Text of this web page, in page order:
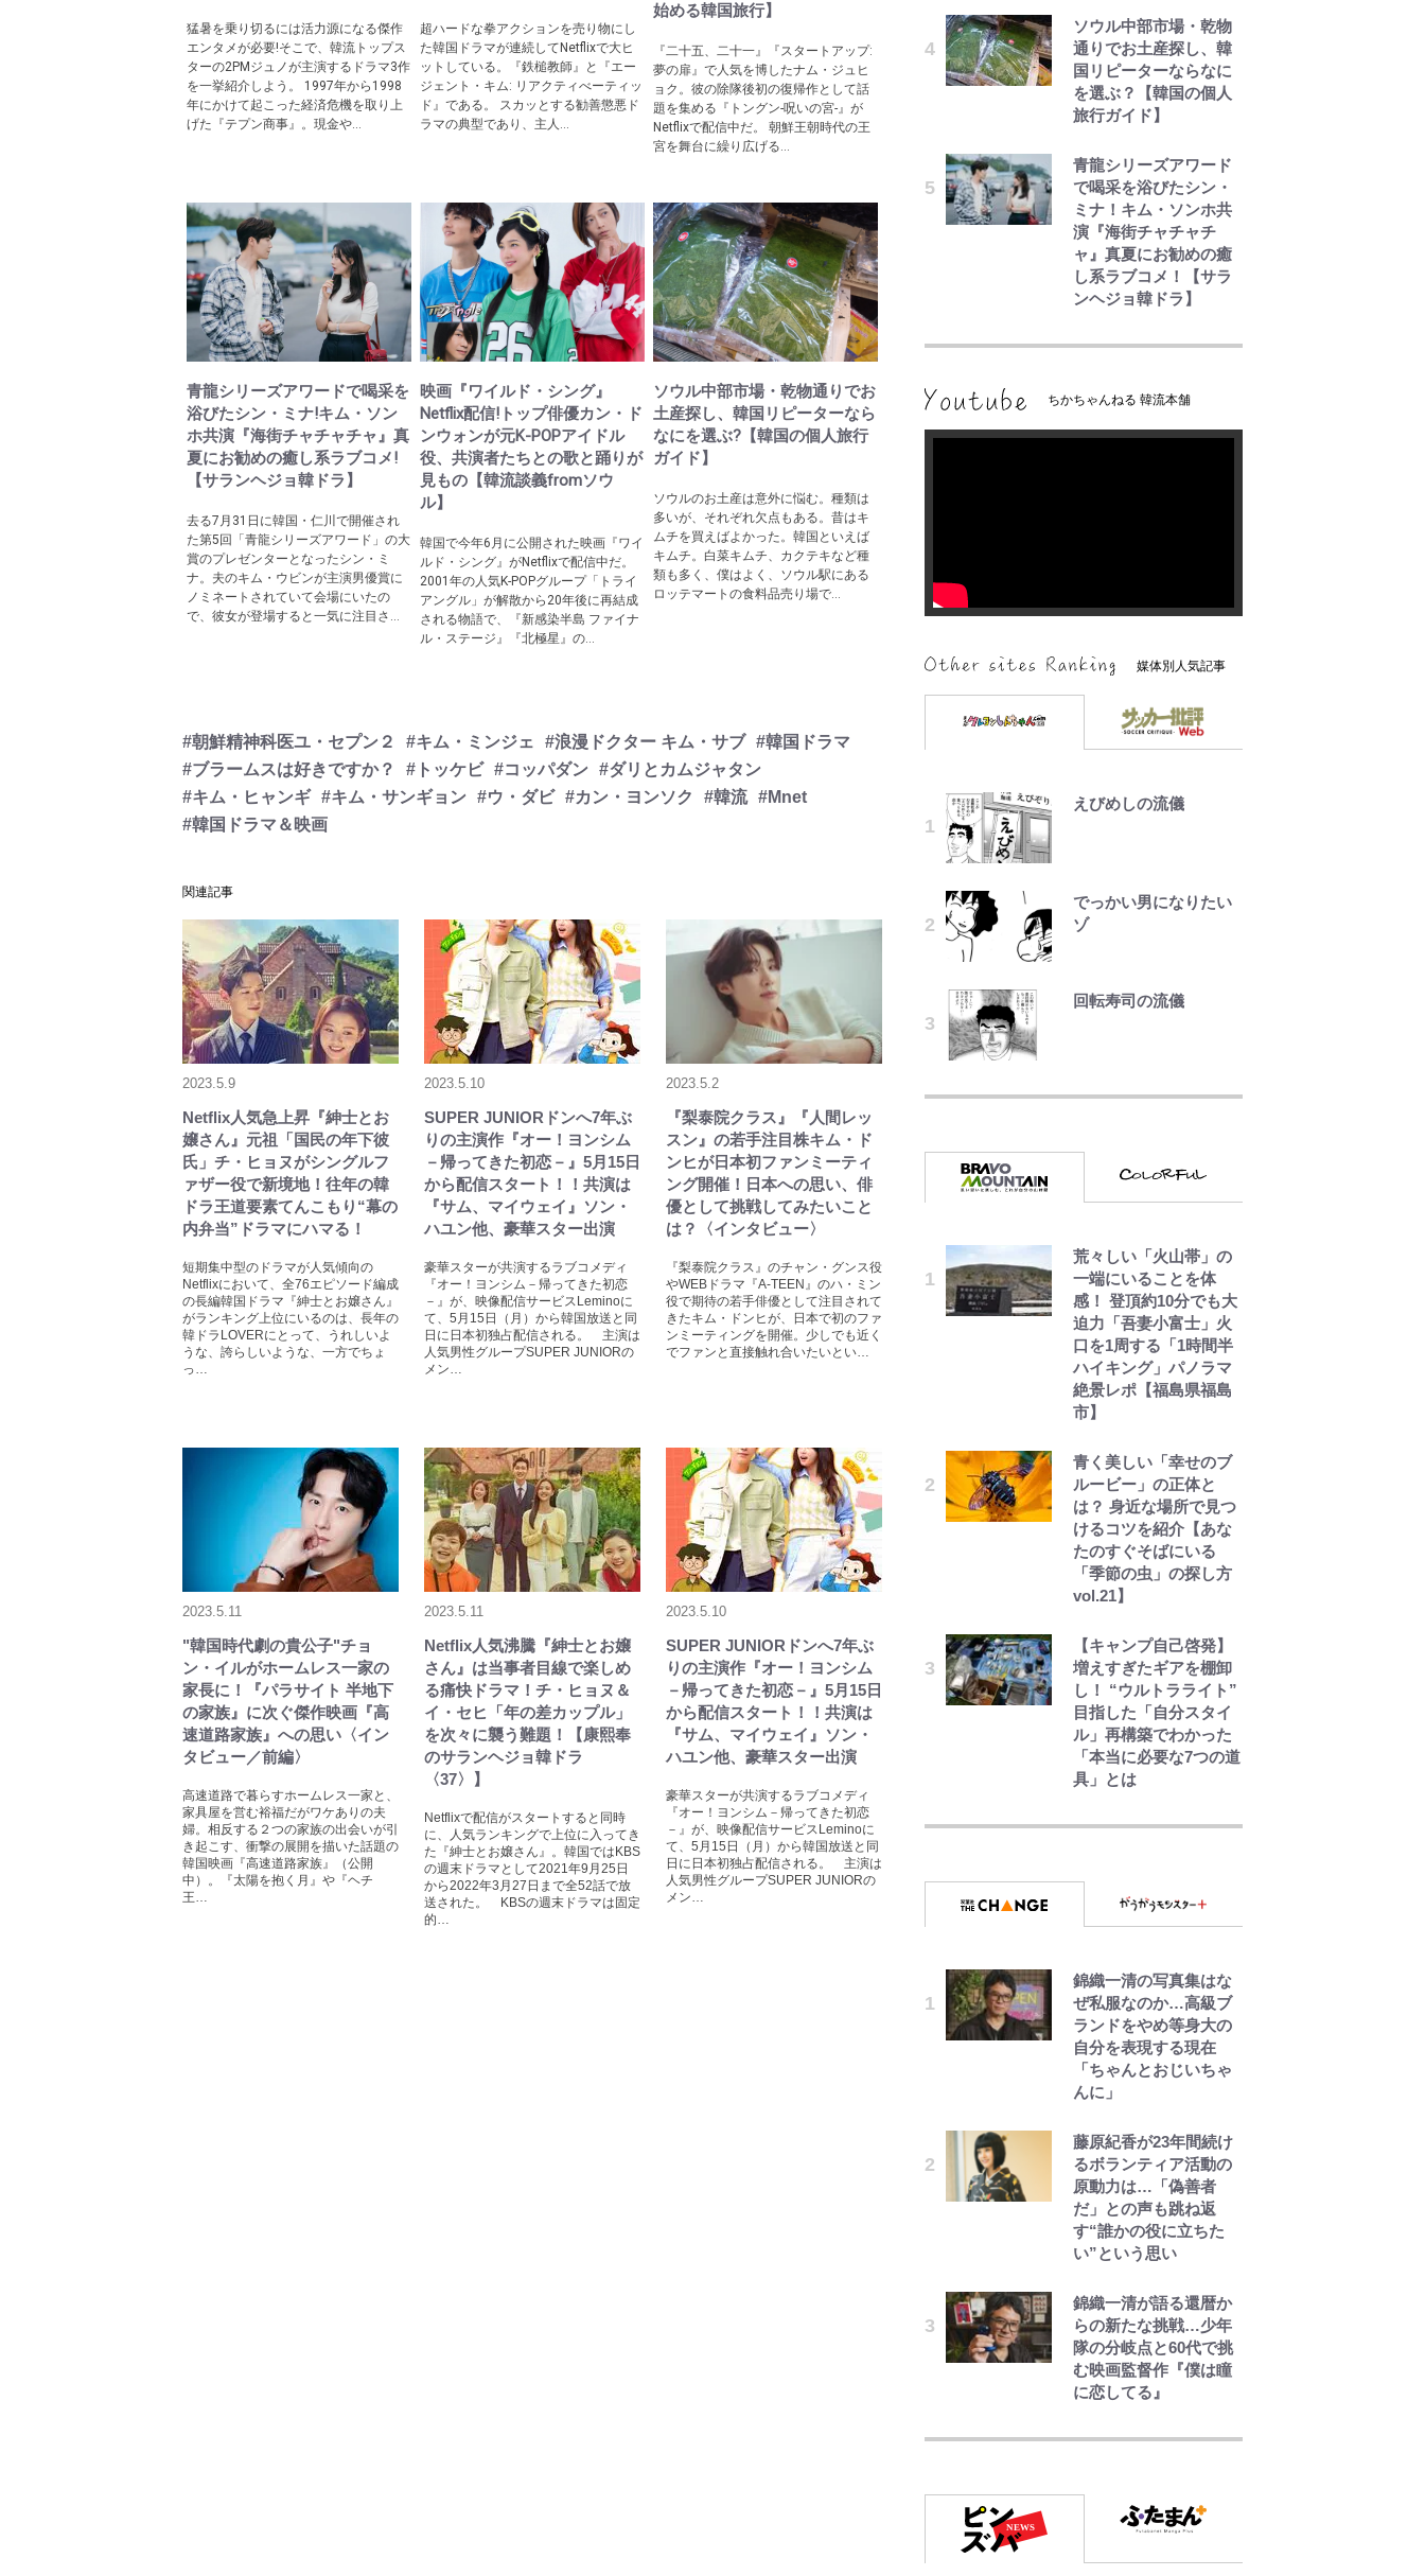
猛暑を乗り切るには活力源になる傑作
エンタメが必要!そこで、韓流トップス
ターの2PMジュノが主演するドラマ3作
を一挙紹介しよう。 1997年から1998
年にかけて起こった経済危機を取り上
げた『テプン商事』。現金や...
超ハードな拳アクションを売り物にし
た韓国ドラマが連続してNetflixで大ヒ
ットしている。『鉄槌教師』と『エー
ジェント・キム: リアクティべーティッ
ド』である。 スカッとする勧善懲悪ド
ラマの典型であり、主人...
始める韓国旅行】
『二十五、二十一』『スタートアップ:
夢の扉』で人気を博したナム・ジュヒ
ョク。彼の除隊後初の復帰作として話
題を集める『トングン-呪いの宮-』が
Netflixで配信中だ。 朝鮮王朝時代の王
宮を舞台に繰り広げる...
青龍シリーズアワードで喝采を
浴びたシン・ミナ!キム・ソン
ホ共演『海街チャチャチャ』真
夏にお勧めの癒し系ラブコメ!
【サランヘジョ韓ドラ】
去る7月31日に韓国・仁川で開催され
た第5回「青龍シリーズアワード」の大
賞のプレゼンターとなったシン・ミ
ナ。夫のキム・ウビンが主演男優賞に
ノミネートされていて会場にいたの
で、彼女が登場すると一気に注目さ...
映画『ワイルド・シング』
Netflix配信!トップ俳優カン・ド
ンウォンが元K-POPアイドル
役、共演者たちとの歌と踊りが
見もの【韓流談義fromソウ
ル】
韓国で今年6月に公開された映画『ワイ
ルド・シング』がNetflixで配信中だ。
2001年の人気K-POPグループ「トライ
アングル」が解散から20年後に再結成
される物語で、『新感染半島 ファイナ
ル・ステージ』『北極星』の...
ソウル中部市場・乾物通りでお
土産探し、韓国リピーターなら
なにを選ぶ?【韓国の個人旅行
ガイド】
ソウルのお土産は意外に悩む。種類は
多いが、それぞれ欠点もある。昔はキ
ムチを買えばよかった。韓国といえば
キムチ。白菜キムチ、カクテキなど種
類も多く、僕はよく、ソウル駅にある
ロッテマートの食料品売り場で...
#朝鮮精神科医ユ・セプン２ #キム・ミンジェ #浪漫ドクター キム・サブ #韓国ドラマ
#ブラームスは好きですか？
#トッケビ #コッパダン #ダリとカムジャタン
#キム・ヒャンギ #キム・サンギョン #ウ・ダビ #カン・ヨンソク #韓流 #Mnet
#韓国ドラマ＆映画
関連記事
2023.5.9
Netflix人気急上昇『紳士とお
嬢さん』元祖「国民の年下彼
氏」チ・ヒョヌがシングルフ
ァザー役で新境地！往年の韓
ドラ王道要素てんこもり“幕の
内弁当”ドラマにハマる！
短期集中型のドラマが人気傾向の
Netflixにおいて、全76エピソード編成
の長編韓国ドラマ『紳士とお嬢さん』
がランキング上位にいるのは、長年の
韓ドラLOVERにとって、うれしいよ
うな、誇らしいような、一方でちょ
っ…
2023.5.10
SUPER JUNIORドンへ7年ぶ
りの主演作『オー！ヨンシム
－帰ってきた初恋－』5月15日
から配信スタート！！共演は
『サム、マイウェイ』ソン・
ハユン他、豪華スター出演
豪華スターが共演するラブコメディ
『オー！ヨンシム－帰ってきた初恋
－』が、映像配信サービスLeminoに
て、5月15日（月）から韓国放送と同
日に日本初独占配信される。 主演は
人気男性グループSUPER JUNIORの
メン…
2023.5.2
『梨泰院クラス』『人間レッ
スン』の若手注目株キム・ド
ンヒが日本初ファンミーティ
ング開催！日本への思い、俳
優として挑戦してみたいこと
は？〈インタビュー〉
『梨泰院クラス』のチャン・グンス役
やWEBドラマ『A-TEEN』のハ・ミン
役で期待の若手俳優として注目されて
きたキム・ドンヒが、日本で初のファ
ンミーティングを開催。少しでも近く
でファンと直接触れ合いたいとい…
2023.5.11
"韓国時代劇の貴公子"チョ
ン・イルがホームレス一家の
家長に！『パラサイト 半地下
の家族』に次ぐ傑作映画『高
速道路家族』への思い〈イン
タビュー／前編〉
高速道路で暮らすホームレス一家と、
家具屋を営む裕福だがワケありの夫
婦。相反する２つの家族の出会いが引
き起こす、衝撃の展開を描いた話題の
韓国映画『高速道路家族』（公開
中）。『太陽を抱く月』や『ヘチ
王…
2023.5.11
Netflix人気沸騰『紳士とお嬢
さん』は当事者目線で楽しめ
る痛快ドラマ！チ・ヒョヌ＆
イ・セヒ「年の差カップル」
を次々に襲う難題！【康熙奉
のサランヘジョ韓ドラ
〈37〉】
Netflixで配信がスタートすると同時
に、人気ランキングで上位に入ってき
た『紳士とお嬢さん』。韓国ではKBS
の週末ドラマとして2021年9月25日
から2022年3月27日まで全52話で放
送された。 KBSの週末ドラマは固定
的…
2023.5.10
SUPER JUNIORドンへ7年ぶ
りの主演作『オー！ヨンシム
－帰ってきた初恋－』5月15日
から配信スタート！！共演は
『サム、マイウェイ』ソン・
ハユン他、豪華スター出演
豪華スターが共演するラブコメディ
『オー！ヨンシム－帰ってきた初恋
－』が、映像配信サービスLeminoに
て、5月15日（月）から韓国放送と同
日に日本初独占配信される。 主演は
人気男性グループSUPER JUNIORの
メン…
ソウル中部市場・乾物
通りでお土産探し、韓
国リピーターならなに
を選ぶ？【韓国の個人
旅行ガイド】
青龍シリーズアワード
で喝采を浴びたシン・
ミナ！キム・ソンホ共
演『海街チャチャチ
ャ』真夏にお勧めの癒
し系ラブコメ！【サラ
ンヘジョ韓ドラ】
ちかちゃんねる 韓流本舗
媒体別人気記事
えびめしの流儀
でっかい男になりたい
ゾ
回転寿司の流儀
上田綺世が妻の“ワンオ
応”に新婚の板倉、久
保、長友夫妻も続々エ
｢めーっちゃオシャじゃ
ん｣中田英寿やトッティ
も愛した名門ローマ、
新アウェイユニが大評
判！｢カッコいい｣｢好き
なデザイン｣｢今年は
2nd買おうかな｣
浦和と千葉の首をかし
げる主力放出、柏リカ
ルドの下で新加入2人が
化ける！Jリーグに必要
な外国人選手は【Jリー
グ開幕｢初めての秋春
制｣の大激論】(4)
荒々しい「火山帯」の
一端にいることを体
感！ 登頂約10分でも大
迫力「吾妻小富士」火
口を1周する「1時間半
ハイキング」パノラマ
絶景レポ【福島県福島
市】
青く美しい「幸せのブ
ルービー」の正体と
は？ 身近な場所で見つ
けるコツを紹介【あな
たのすぐそばにいる
「季節の虫」の探し方
vol.21】
【キャンプ自己啓発】
増えすぎたギアを棚卸
し！ “ウルトラライト”
目指した「自分スタイ
ル」再構築でわかった
「本当に必要な7つの道
具」とは
1回
第3回 出版までの道の
り・その2
レビュー『仮面家族』
悠木シュン・著
錦織一清の写真集はな
ぜ私服なのか…高級ブ
ランドをやめ等身大の
自分を表現する現在
「ちゃんとおじいちゃ
んに」
藤原紀香が23年間続け
るボランティア活動の
原動力は…「偽善者
だ」との声も跳ね返
す“誰かの役に立ちた
い”という思い
錦織一清が語る還暦か
らの新たな挑戦…少年
隊の分岐点と60代で挑
む映画監督作『僕は瞳
に恋してる』
スキルボードでダンジ
公式-ヒロインが来る前
に妊娠しました~詰んだ